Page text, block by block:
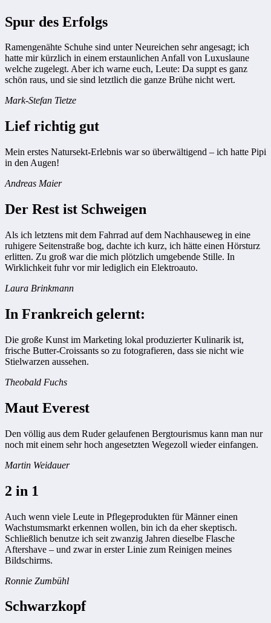
Spur des Erfolgs
Ramengenähte Schuhe sind unter Neureichen sehr angesagt; ich
hatte mir kürzlich in einem erstaunlichen Anfall von Luxuslaune
welche zugelegt. Aber ich warne euch, Leute: Da suppt es ganz
schön raus, und sie sind letztlich die ganze Brühe nicht wert.
Mark-Stefan Tietze
Lief richtig gut
Mein erstes Natursekt-Erlebnis war so überwältigend – ich hatte Pipi
in den Augen!
Andreas Maier
Der Rest ist Schweigen
Als ich letztens mit dem Fahrrad auf dem Nachhauseweg in eine
ruhigere Seitenstraße bog, dachte ich kurz, ich hätte einen Hörsturz
erlitten. Zu groß war die mich plötzlich umgebende Stille. In
Wirklichkeit fuhr vor mir lediglich ein Elektroauto.
Laura Brinkmann
In Frankreich gelernt:
Die große Kunst im Marketing lokal produzierter Kulinarik ist,
frische Butter-Croissants so zu fotografieren, dass sie nicht wie
Stielwarzen aussehen.
Theobald Fuchs
Maut Everest
Den völlig aus dem Ruder gelaufenen Bergtourismus kann man nur
noch mit einem sehr hoch angesetzten Wegezoll wieder einfangen.
Martin Weidauer
2 in 1
Auch wenn viele Leute in Pflegeprodukten für Männer einen
Wachstumsmarkt erkennen wollen, bin ich da eher skeptisch.
Schließlich benutze ich seit zwanzig Jahren dieselbe Flasche
Aftershave – und zwar in erster Linie zum Reinigen meines
Bildschirms.
Ronnie Zumbühl
Schwarzkopf